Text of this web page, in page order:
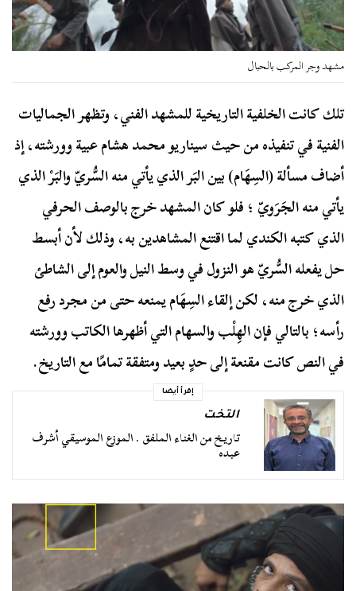
مشهد وجر المركب بالحبال
تلك كانت الخلفية التاريخية للمشهد الفني، وتظهر الجماليات
الفنية في تنفيذه من حيث سيناريو محمد هشام عبية وورشته، إذ
أضاف مسألة (السِهَام) بين البَر الذي يأتي منه السُّريّ والبَرْ الذي
يأتي منه الجَرَويّ ؛ فلو كان المشهد خرج بالوصف الحرفي
الذي كتبه الكندي لما اقتنع المشاهدين به، وذلك لأن أبسط
حل يفعله السُّريّ هو النزول في وسط النيل والعوم إلى الشاطئ
الذي خرج منه، لكن إلقاء السِهَام يمنعه حتى من مجرد رفع
رأسه؛ بالتالي فإن الهِلْب والسهام التي أظهرها الكاتب وورشته
في النص كانت مقنعة إلى حدٍ بعيد ومتفقة تمامًا مع التاريخ.
إقرأ أيضا
التخت
تاريخ من الغناء الملفق . الموزع الموسيقي أشرف
عبده